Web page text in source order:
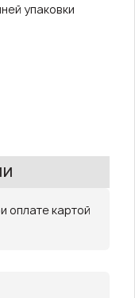
упаковки
оплате картой